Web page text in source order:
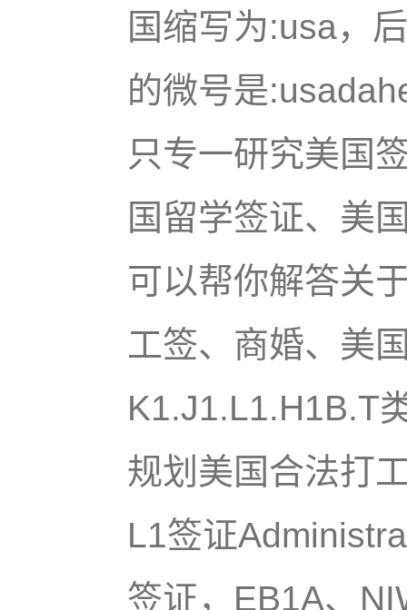
国缩写为:usa，
的微号是
只专一研究美国
国留学签证、美
可以帮你解答关
工签、商婚、美
K1.J1.L1.H1B.T
规划美国合法打
L1签证
签证，EB1A、